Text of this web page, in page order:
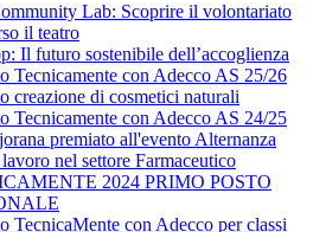
Lab: Scoprire il volontariato
il teatro
Il futuro sostenibile dell’accoglienza
Tecnicamente con Adecco AS 25/26
creazione di cosmetici naturali
Tecnicamente con Adecco AS 24/25
premiato all'evento Alternanza
nel settore Farmaceutico
2024 PRIMO POSTO
TecnicaMente con Adecco per classi